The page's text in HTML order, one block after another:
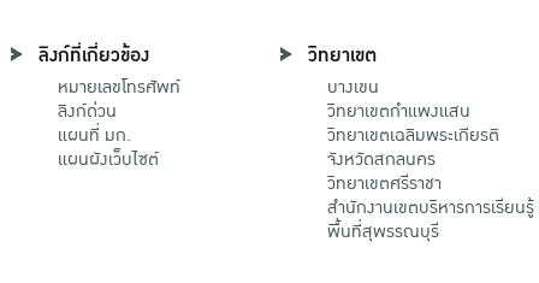
ลิงก์ที่เกี่ยวข้อง
หมายเลขโทรศัพท์
ลิงก์ด่วน
แผนที่ มก.
แผนผังเว็บไซต์
วิทยาเขต
บางเขน
วิทยาเขตกําแพงแสน
วิทยาเขตเฉลิมพระเกียรติ
จังหวัดสกลนคร
วิทยาเขตศรีราชา
สำนักงานเขตบริหารการเรียนรู้
พื้นที่สุพรรณบุรี